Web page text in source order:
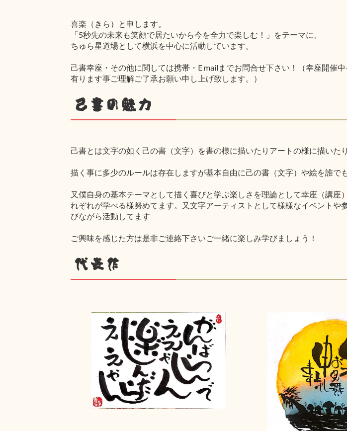
喜楽（きら）と申します。
「5秒先の未来も笑顔で居たいから今を全力で楽しむ！」をテーマに、
ちゅら星道場として横浜を中心に活動しています。
己書幸座・その他に関しては携帯・E mailまでお問合せ下さい！（幸座開催
有ります事ご理解ご了承お願い申し上げ致します。）
己書の魅力
己書とは文字の如く己の書（文字）を書の様に描いたりアートの様に描いた
描く事に多少のルールは存在しますが基本自由に己の書（文字）や絵を誰
又僕自身の基本テーマとして描く喜びと学ぶ楽しさを理論として幸座（講
れぞれが学べる様努めてます。又文字アーティストとして様様なイベント
びながら活動してます
ご興味を感じた方は是非ご連絡下さいご一緒に楽しみ学びましょう！
代表作